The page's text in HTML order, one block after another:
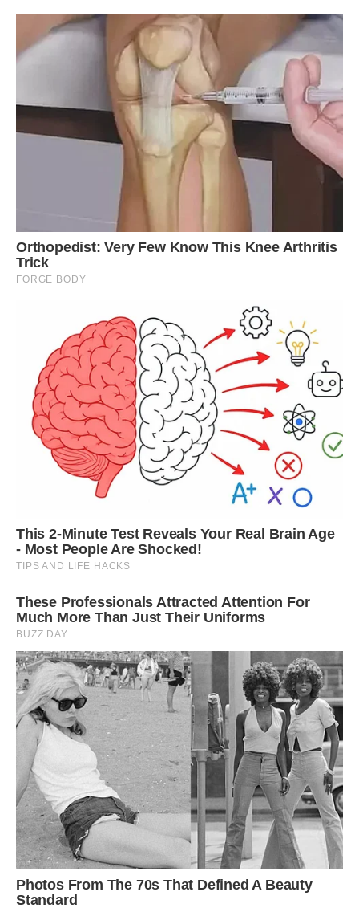
У списку журналу Forbes легко знайти зодіакальних Овнів.
Один з них на шостому місці. Це Амансіо Ортега,
іспанський мільярдер, який має 70 мільярдів доларів. Він
досяг успіху у створенні бренду одягу Zara. Інший
мільярдер – один із співзасновників компанії “Google”
Ларрі Пейдж, активи якого оцінюються в 48,8 мільярда
доларів.
Батьки маленького Водолія можуть спокійно спати. Ці
знаки зодіаку впораються з вашим професійним життям. І
на роботі, і в житті вони незалежні і винахідливі. Вони не
застій.
“Форбс” нагородив 11 Водоліїв. Серед них можна
відзначити, наприклад, Майкла Блумберга, підприємця та
колишнього мера Нью-Йорка, активи якого становлять 50
мільярдів доларів, а також мексиканця Slim Hel з
Мексики, що займається телекомунікаціями, на рахунку
якого є понад 67,1 мільярда доларів.
11. Терези
Ваша дитина народилася наприкінці вересня чи на
початку жовтня? У вас є підстави бути задоволеними.
Зодіакальні Терези чудово справляються у бізнесі. Їм
подобається працювати з людьми. Вони справедливі і
вперті. Їх внутрішній спокій дозволяє їм приймати
продумані та розсудливі рішення.